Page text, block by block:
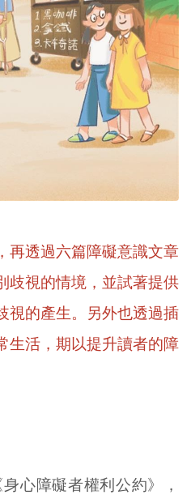
再透過六篇障礙意識文章
歧視的情境，並試著提供
視的產生。另外也透過插
生活，期以提升讀者的障
心障礙者權利公約》，